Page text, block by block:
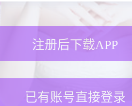
注册后下载APP
已有账号直接登录